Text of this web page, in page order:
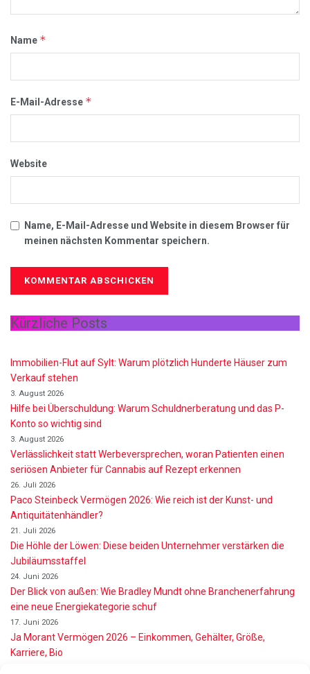
Name *
E-Mail-Adresse *
Website
Name, E-Mail-Adresse und Website in diesem Browser für
meinen nächsten Kommentar speichern.
Kürzliche Posts
Immobilien-Flut auf Sylt: Warum plötzlich Hunderte Häuser zum
Verkauf stehen
3. August 2026
Hilfe bei Überschuldung: Warum Schuldnerberatung und das P-
Konto so wichtig sind
3. August 2026
Verlässlichkeit statt Werbeversprechen, woran Patienten einen
seriösen Anbieter für Cannabis auf Rezept erkennen
26. Juli 2026
Paco Steinbeck Vermögen 2026: Wie reich ist der Kunst- und
Antiquitätenhändler?
21. Juli 2026
Die Höhle der Löwen: Diese beiden Unternehmer verstärken die
Jubiläumsstaffel
24. Juni 2026
Der Blick von außen: Wie Bradley Mundt ohne Branchenerfahrung
eine neue Energiekategorie schuf
17. Juni 2026
Ja Morant Vermögen 2026 – Einkommen, Gehälter, Größe,
Karriere, Bio